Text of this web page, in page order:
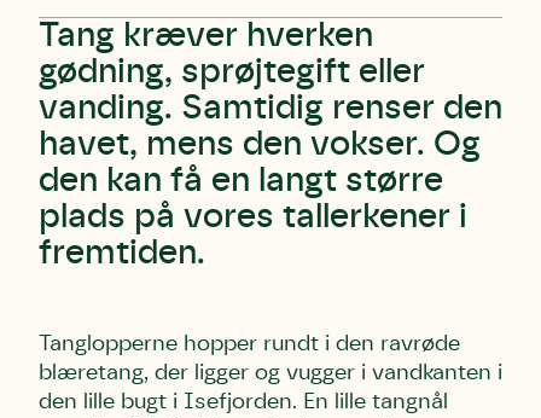
Tang kræver hverken
gødning, sprøjtegift eller
vanding. Samtidig renser den
havet, mens den vokser. Og
den kan få en langt større
plads på vores tallerkener i
fremtiden.
Tanglopperne hopper rundt i den ravrøde
blæretang, der ligger og vugger i vandkanten i
den lille bugt i Isefjorden. En lille tangnål